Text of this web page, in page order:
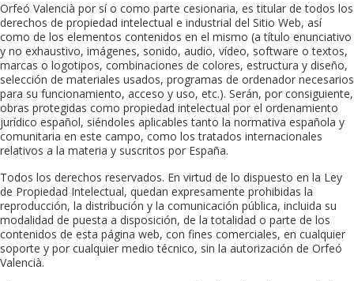
Orfeó Valencià por sí o como parte cesionaria, es titular de todos los
derechos de propiedad intelectual e industrial del Sitio Web, así
como de los elementos contenidos en el mismo (a título enunciativo
y no exhaustivo, imágenes, sonido, audio, vídeo, software o textos,
marcas o logotipos, combinaciones de colores, estructura y diseño,
selección de materiales usados, programas de ordenador necesarios
para su funcionamiento, acceso y uso, etc.). Serán, por consiguiente,
obras protegidas como propiedad intelectual por el ordenamiento
jurídico español, siéndoles aplicables tanto la normativa española y
comunitaria en este campo, como los tratados internacionales
relativos a la materia y suscritos por España.
Todos los derechos reservados. En virtud de lo dispuesto en la Ley
de Propiedad Intelectual, quedan expresamente prohibidas la
reproducción, la distribución y la comunicación pública, incluida su
modalidad de puesta a disposición, de la totalidad o parte de los
contenidos de esta página web, con fines comerciales, en cualquier
soporte y por cualquier medio técnico, sin la autorización de Orfeó
Valencià.